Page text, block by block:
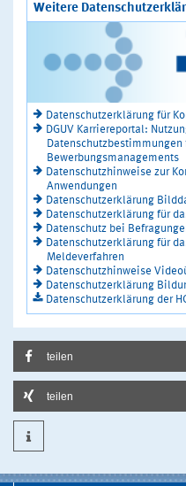
Weitere
Datenschutzerklärung für
DGUV Karriereportal:
Bewerbungsmanagements
Datenschutzhinweise zur
Anwendungen
Datenschutzerklärung
Datenschutzerklärung für
Datenschutz bei
Datenschutzerklärung für
Meldeverfahren
Datenschutzhinweise
Datenschutzerklärung
Datenschutzerklärung der
teilen
teilen